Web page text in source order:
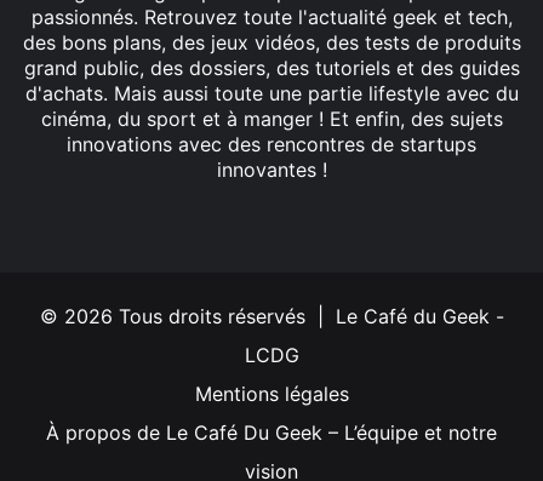
passionnés. Retrouvez toute l'actualité geek et tech,
des bons plans, des jeux vidéos, des tests de produits
grand public, des dossiers, des tutoriels et des guides
d'achats. Mais aussi toute une partie lifestyle avec du
cinéma, du sport et à manger ! Et enfin, des sujets
innovations avec des rencontres de startups
innovantes !
© 2026 Tous droits réservés | Le Café du Geek -
LCDG
Mentions légales
À propos de Le Café Du Geek – L’équipe et notre
vision